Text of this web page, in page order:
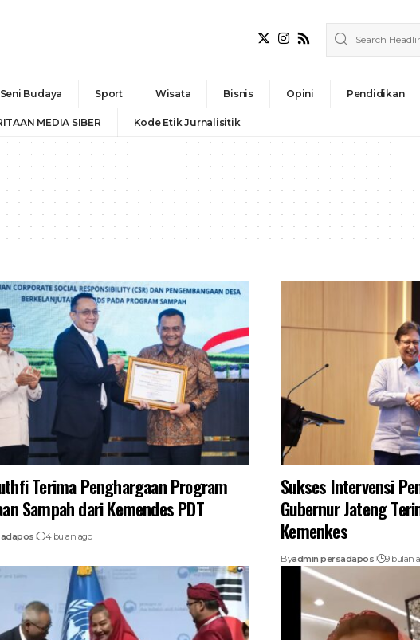
Seni Budaya Sport Wisata Bisnis Opini Pendidikan
MEDIA SIBER Kode Etik Jurnalisitik
Terima Penghargaan Program
Sampah dari Kemendes PDT
4 bulan ago
Sukses Intervensi
Gubernur Jateng
Kemenkes
Byadmin persadapos 9 bulan